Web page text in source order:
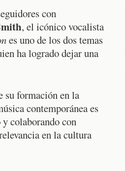
con
, el icónico vocalista
es uno de los dos temas
ha logrado dejar una
su formación en la
contemporánea es
colaborando con
en la cultura